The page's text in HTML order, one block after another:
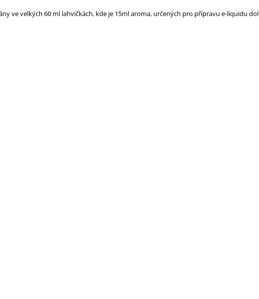
ve velkých 60 ml lahvičkách, kde je 15ml aroma, určených pro přípravu e-liquidu